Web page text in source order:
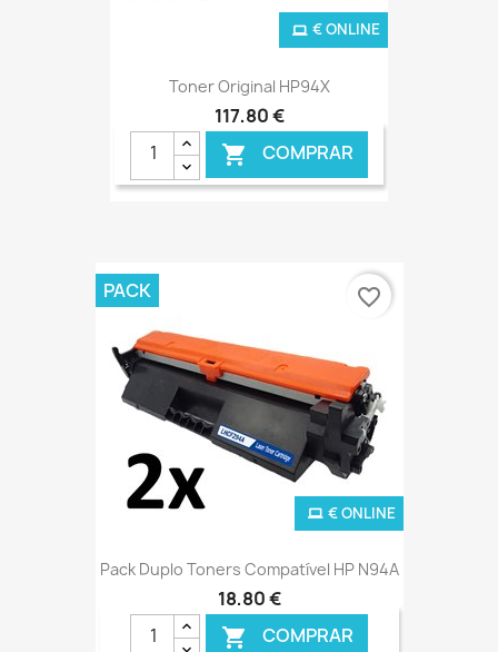
Toner Original HP94X
117,80 €
 COMPRAR
€ ONLINE
Pack Duplo Toners Compatível HP N94A
18,80 €
 COMPRAR
€ ONLINE
PACK favorite_border